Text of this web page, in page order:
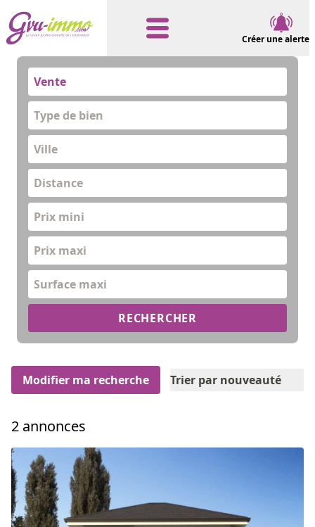
Créer une alerte
Vente
Type de bien
Distance
Prix mini
Prix maxi
Surface maxi
RECHERCHER
Modifier ma recherche Trier par nouveauté
2 annonces